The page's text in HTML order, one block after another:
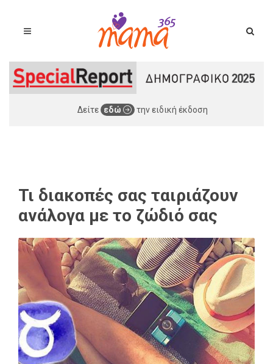
Δείτε εδώ την ειδική έκδοση
Τι διακοπές σας ταιριάζουν
ανάλογα με το ζώδιό σας